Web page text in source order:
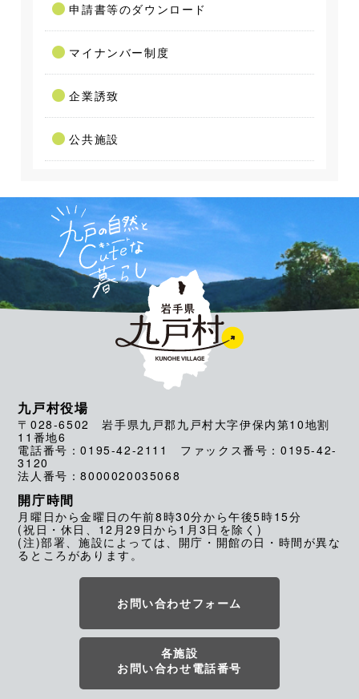
申請書等のダウンロード
マイナンバー制度
企業誘致
公共施設
九戸村役場
〒028-6502 岩手県九戸郡九戸村大字伊保内第10地割
11番地6
電話番号：0195-42-2111 ファックス番号：0195-42-
3120
法人番号：8000020035068
開庁時間
月曜日から金曜日の午前8時30分から午後5時15分
(祝日・休日、12月29日から1月3日を除く)
(注)部署、施設によっては、開庁・開館の日・時間が異な
るところがあります。
お問い合わせフォーム
各施設
お問い合わせ電話番号